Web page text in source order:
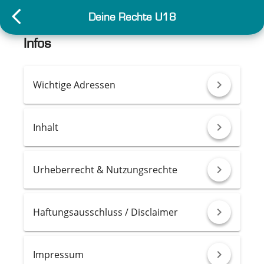
Deine Rechte U18
Infos
Wichtige Adressen chevron_right
Inhalt chevron_right
Urheberrecht & Nutzungsrechte chevron_right
Haftungsausschluss / Disclaimer chevron_right
Impressum chevron_right